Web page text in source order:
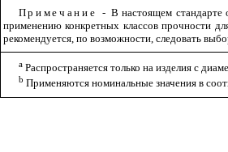
Примечание - В настоящем стандарте
применению конкретных классов прочности
рекомендуется, по возможности, следовать
а Распространяется только на изделия с
b Применяются номинальные значения в